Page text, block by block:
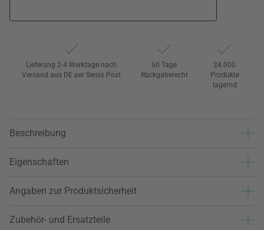
Lieferung 2-4 Werktage nach
Versand aus DE per Swiss Post
60 Tage
Rückgaberecht
24.000
Produkte
lagernd
Beschreibung
Eigenschaften
Angaben zur Produktsicherheit
Zubehör- und Ersatzteile